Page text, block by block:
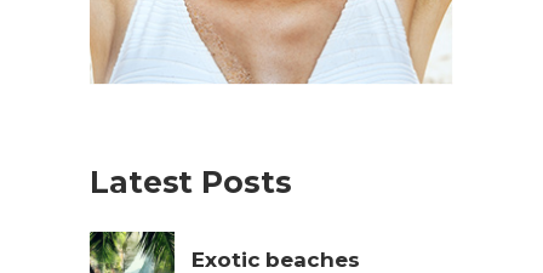
Latest Posts
Exotic beaches